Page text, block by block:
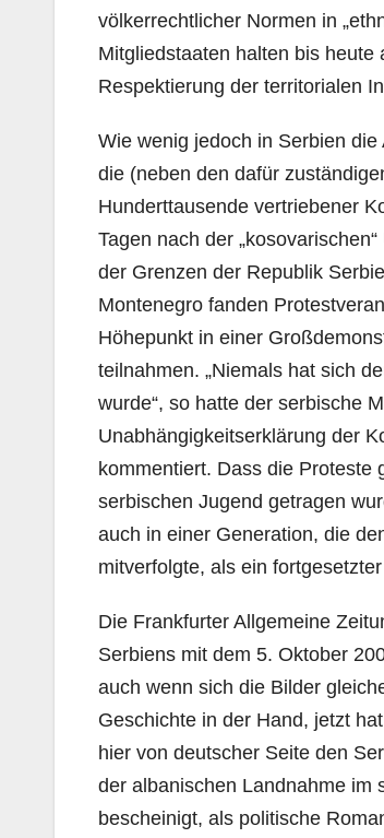
völkerrechtlicher Normen in
Mitgliedstaaten halten bis
Respektierung der territorialen
Wie wenig jedoch in Serbien
die (neben den dafür
Hunderttausende vertriebener
Tagen nach der
der Grenzen der Republik
Montenegro fanden
Höhepunkt in einer
teilnahmen. „Niemals hat sich
wurde“, so hatte der serbische
Unabhängigkeitserklärung der
kommentiert. Dass die Proteste
serbischen Jugend getragen
auch in einer Generation, die
mitverfolgte, als ein
Die Frankfurter Allgemeine
Serbiens mit dem 5. Oktober
auch wenn sich die Bilder
Geschichte in der Hand, jetzt
hier von deutscher Seite den
der albanischen Landnahme im
bescheinigt, als politische